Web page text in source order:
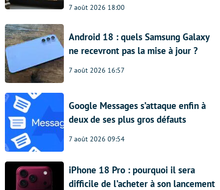
7 août 2026 18:00
Android 18 : quels Samsung Galaxy
ne recevront pas la mise à jour ?
7 août 2026 16:57
Google Messages s’attaque enfin à
deux de ses plus gros défauts
7 août 2026 09:54
iPhone 18 Pro : pourquoi il sera
difficile de l’acheter à son lancement